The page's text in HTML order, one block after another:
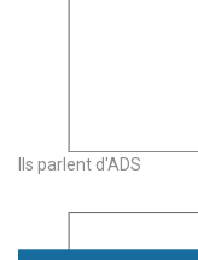
Ils parlent d'ADS